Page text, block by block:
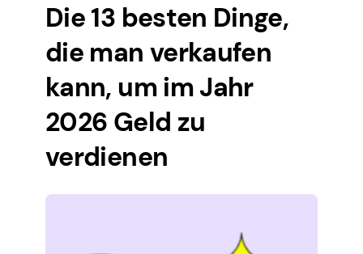
Die 13 besten Dinge,
die man verkaufen
kann, um im Jahr
2026 Geld zu
verdienen